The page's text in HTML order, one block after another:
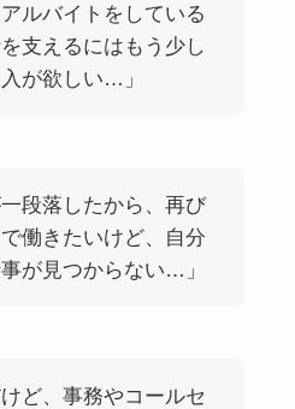
アルバイトをしている
支えるにはもう少し
が欲しい…」
一段落したから、再び
働きたいけど、自分
が見つからない…」
けど、事務やコールセ